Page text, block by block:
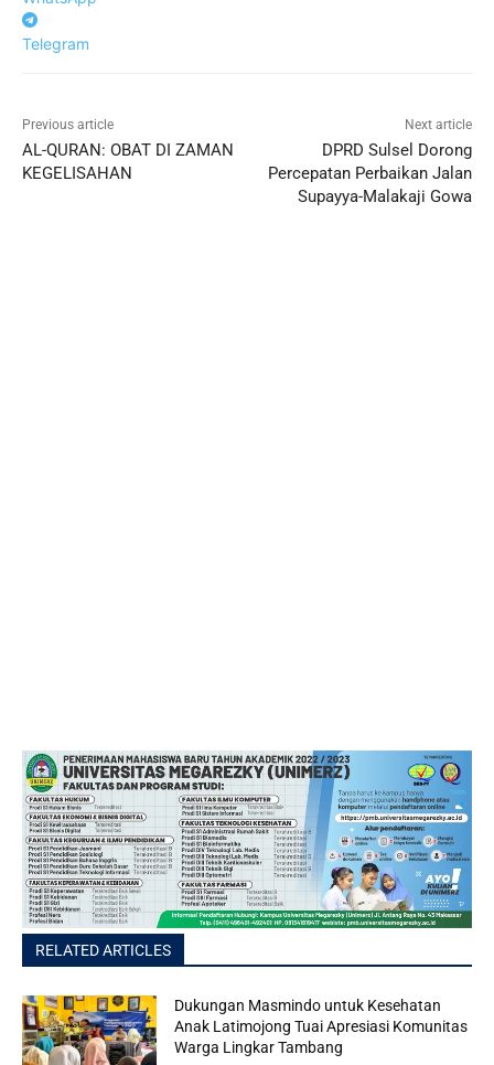
Telegram
Previous article
AL-QURAN: OBAT DI ZAMAN
KEGELISAHAN
Next article
DPRD Sulsel Dorong
Percepatan Perbaikan Jalan
Supayya-Malakaji Gowa
RELATED ARTICLES
Dukungan Masmindo untuk Kesehatan
Anak Latimojong Tuai Apresiasi Komunitas
Warga Lingkar Tambang